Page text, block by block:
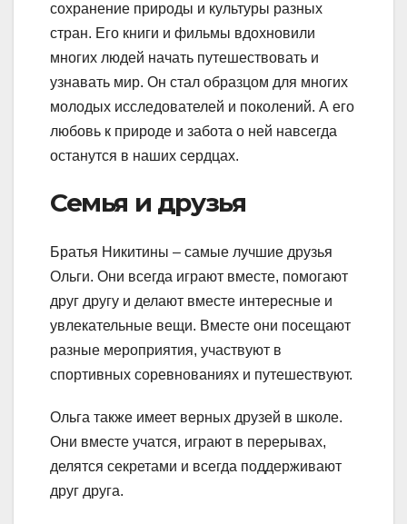
сохранение природы и культуры разных
стран. Его книги и фильмы вдохновили
многих людей начать путешествовать и
узнавать мир. Он стал образцом для многих
молодых исследователей и поколений. А его
любовь к природе и забота о ней навсегда
останутся в наших сердцах.
Семья и друзья
Братья Никитины – самые лучшие друзья
Ольги. Они всегда играют вместе, помогают
друг другу и делают вместе интересные и
увлекательные вещи. Вместе они посещают
разные мероприятия, участвуют в
спортивных соревнованиях и путешествуют.
Ольга также имеет верных друзей в школе.
Они вместе учатся, играют в перерывах,
делятся секретами и всегда поддерживают
друг друга.